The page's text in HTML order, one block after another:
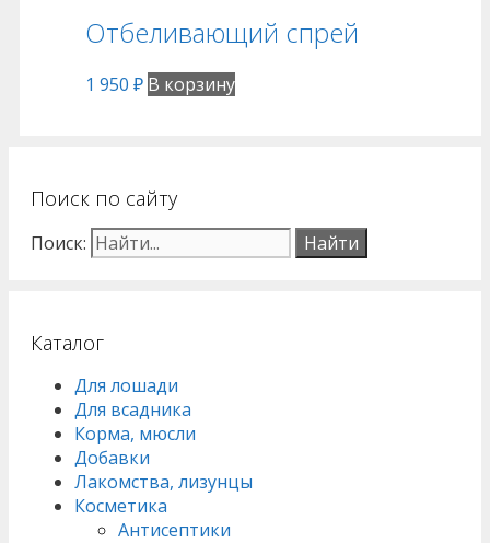
Отбеливающий спрей
1 950 ₽ В корзину
Поиск по сайту
Поиск:
Каталог
Для лошади
Для всадника
Корма, мюсли
Добавки
Лакомства, лизунцы
Косметика
Антисептики